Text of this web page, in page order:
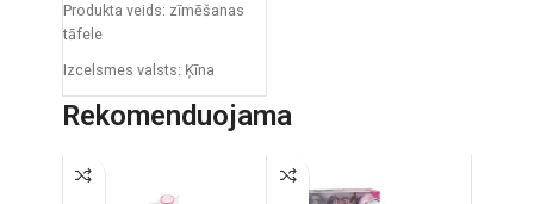
Produkta veids: zīmēšanas
tāfele
Izcelsmes valsts: Ķīna
Iepakojuma izmēri: 11 x 43 x
50 cm
Produkta izmēri: 30 x 49 x 67
Rekomenduojama